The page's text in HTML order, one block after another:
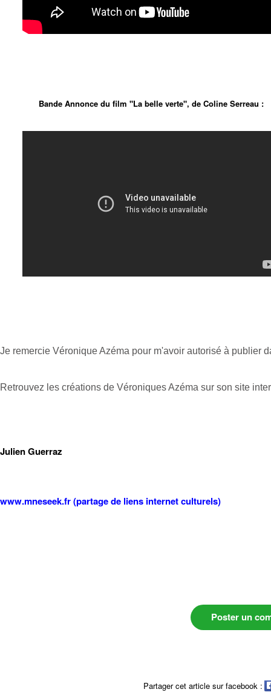
Bande Annonce du film "La belle verte", de Coline Serreau :
Je remercie Véronique Azéma pour m'avoir autorisé à publier
Retrouvez les créations de Véroniques Azéma sur son site
Julien Guerraz
www.mneseek.fr (partage de liens internet culturels)
Poster un
Partager cet article sur facebook :